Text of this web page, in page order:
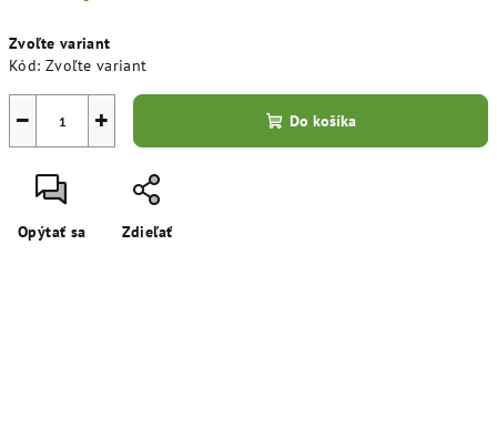
cena:
Zvoľte variant
Kód: Zvoľte variant
+
− Do košíka
Opýtať sa Zdieľať